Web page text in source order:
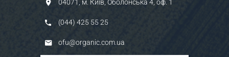
04071, м. Київ, Оболонська 4, оф. 1
(044) 425 55 25
ofu@organic.com.ua